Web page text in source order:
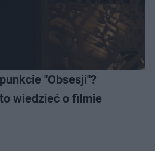
"Obsesji"?
wiedzieć o filmie